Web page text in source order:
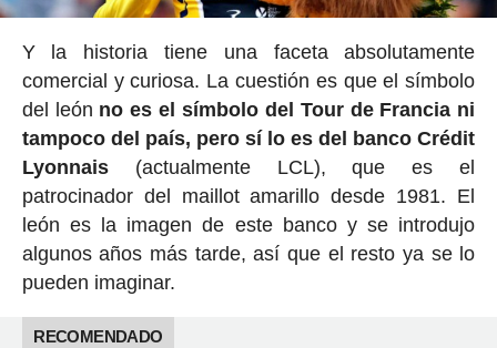
Y la historia tiene una faceta absolutamente
comercial y curiosa. La cuestión es que el símbolo
del león no es el símbolo del Tour de Francia ni
tampoco del país, pero sí lo es del banco Crédit
Lyonnais(actualmente LCL), que es el
patrocinador del maillot amarillo desde 1981. El
león es la imagen de este banco y se introdujo
algunos años más tarde, así que el resto ya se lo
pueden imaginar.
RECOMENDADO